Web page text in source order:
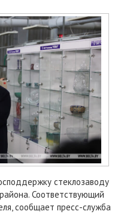
стеклозаводу
Соответствующий
сообщает пресс-служба